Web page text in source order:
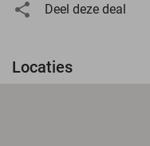
Deel deze deal
Locaties